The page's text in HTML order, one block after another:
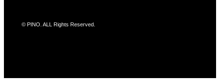
© PINO. ALL Rights Reserved.